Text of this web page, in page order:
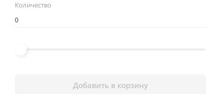
Количество
Добавить в корзину